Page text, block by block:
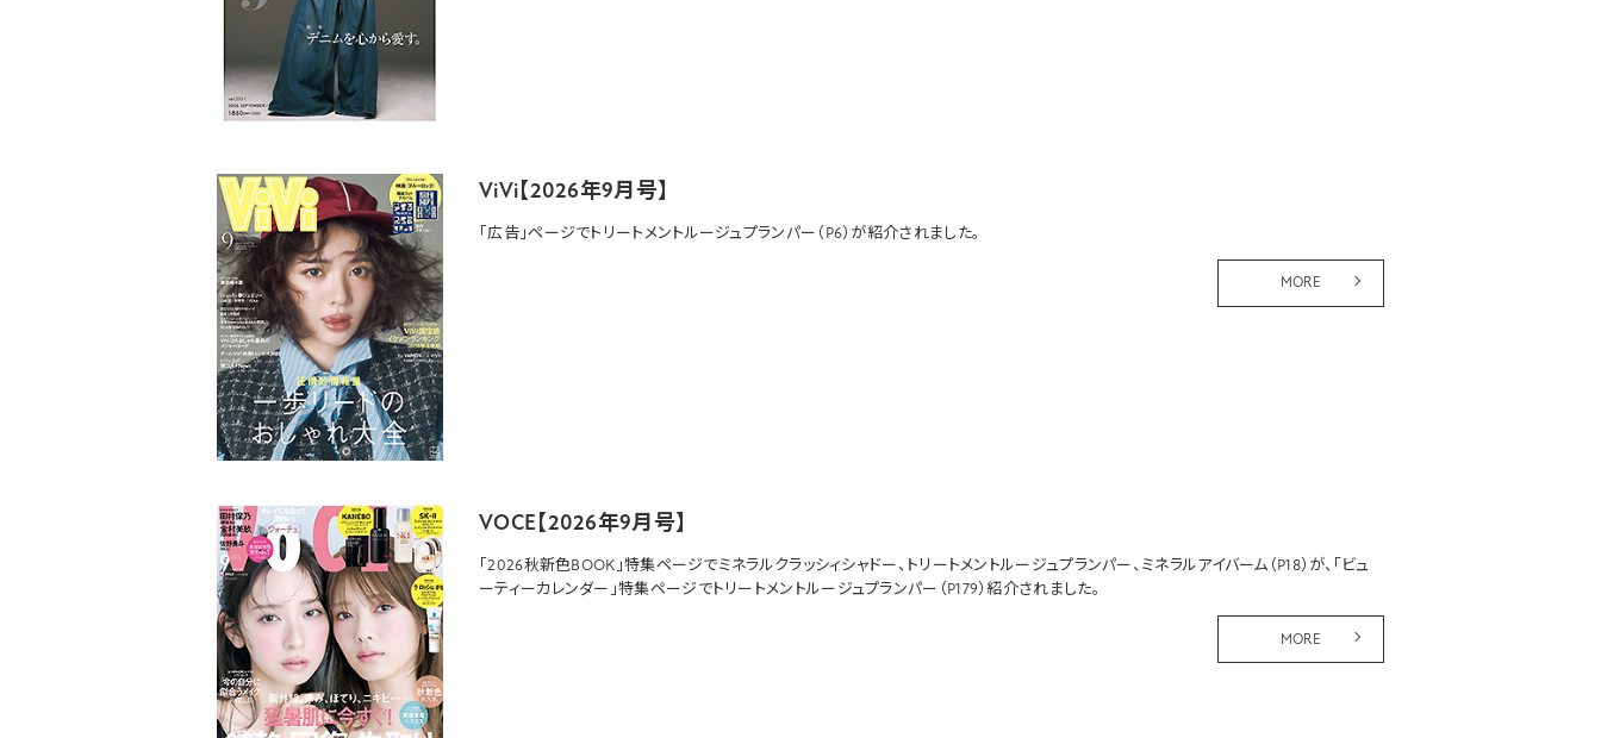
ViVi【2026年9月号】
「広告」ページでトリートメントルージュプランパー （P6）が紹介されました。
MORE
VOCE【2026年9月号】
「2026秋新色BOOK」特集ページでミネラルクラッシィシャドー、 トリートメントルージュプランパー、ミネラルアイバーム （P18）が、「ビュ
ーティーカレンダー」特集ページでトリートメントルージュプランパー （P179）紹介されました。
MORE